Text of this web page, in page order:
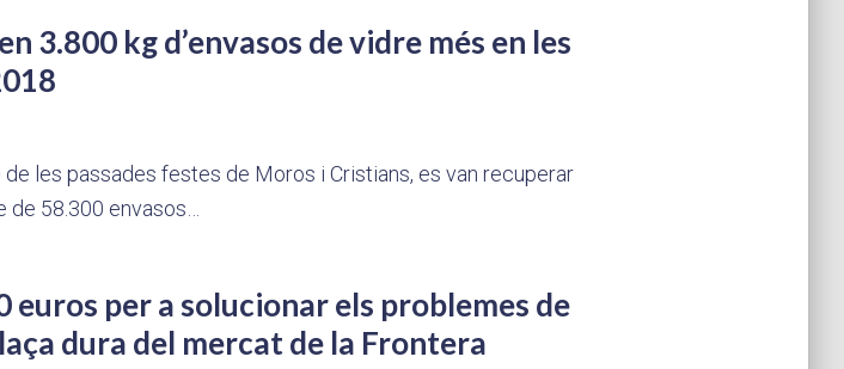
3.800 kg d’envasos de vidre més en les
les passades festes de Moros i Cristians, es van recuperar
58.300 envasos…
euros per a solucionar els problemes de
dura del mercat de la Frontera